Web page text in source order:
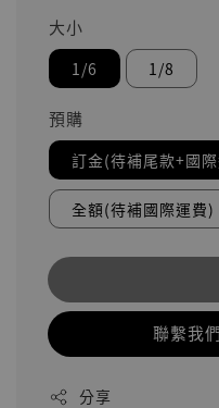
大小
1/6 1/8
預購
訂金(待補尾款+國
全額(待補國際運費)
聯繫我
分享